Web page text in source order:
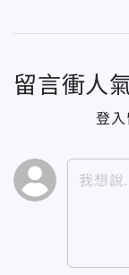
留言衝人
登入